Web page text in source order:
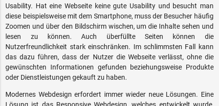
Usability. Hat eine Webseite keine gute Usability und besucht man
diese beispielsweise mit dem Smartphone, muss der Besucher häufig
Zoomen und über den Bildschirm wischen, um die Inhalte sehen und
lesen zu können. Auch überfüllte Seiten können die
Nutzerfreundlichkeit stark einschränken. Im schlimmsten Fall kann
das dazu führen, dass der Nutzer die Webseite verlässt, ohne die
gewünschten Informationen gefunden beziehungsweise Produkte
oder Dienstleistungen gekauft zu haben.
Modernes Webdesign erfordert immer wieder neue Lösungen. Eine
Lösung ist das Responsive Webdesign, welches entwickelt wurde,